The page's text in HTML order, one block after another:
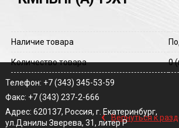
Наличие товара
Количество товара 0
‹ Вернуться к
Телефон: +7 (343) 345-53-59
Факс: +7 (343) 237-2-666
Адрес: 620137, Россия, г. Екатеринбург,
ул.Данилы Зверева, 31, литер Р